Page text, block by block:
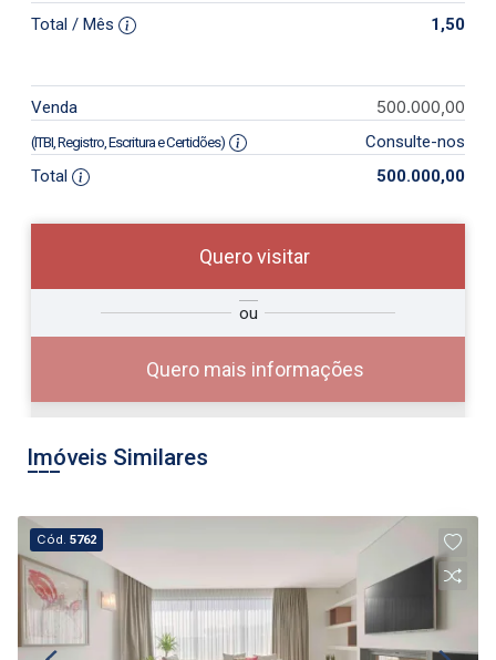
Total / Mês 1,50
Venda 500.000,00
(ITBI, Registro, Escritura e Certidões)
Consulte-nos
Total
500.000,00
Quero visitar
ou
Quero mais informações
Qual o melhor dia e horário para
você?
06
07
Aug/Fri
08:00
09:00
Imóveis Similares
Cód.5762